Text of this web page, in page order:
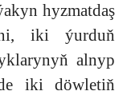
hyzmatdaş
iki ýurduň
alnyp
iki döwletiň